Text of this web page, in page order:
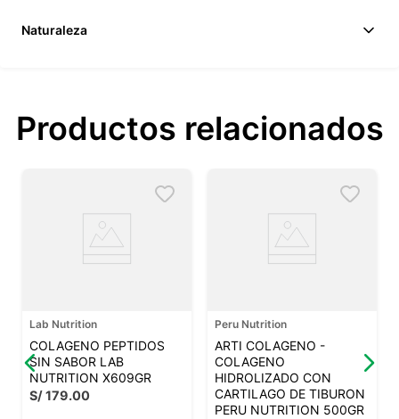
Naturaleza
Productos relacionados
Lab Nutrition
COLAGENO PEPTIDOS
SIN SABOR LAB
NUTRITION X609GR
S/179.00
Peru Nutrition
ARTI COLAGENO -
COLAGENO
HIDROLIZADO CON
CARTILAGO DE TIBURON
PERU NUTRITION 500GR